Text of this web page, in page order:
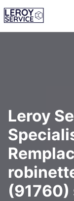
remplacement-
Leroy
(91760)